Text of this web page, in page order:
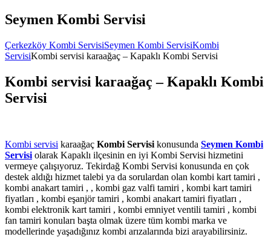
Seymen Kombi Servisi
Çerkezköy Kombi ServisiSeymen Kombi ServisiKombi
ServisiKombi servisi karaağaç – Kapaklı Kombi Servisi
Kombi servisi karaağaç – Kapaklı Kombi
Servisi
Kombi servisi karaağaç Kombi Servisi konusunda Seymen Kombi
Servisi olarak Kapaklı ilçesinin en iyi Kombi Servisi hizmetini
vermeye çalışıyoruz. Tekirdağ Kombi Servisi konusunda en çok
destek aldığı hizmet talebi ya da sorulardan olan kombi kart tamiri ,
kombi anakart tamiri , , kombi gaz valfi tamiri , kombi kart tamiri
fiyatları , kombi eşanjör tamiri , kombi anakart tamiri fiyatları ,
kombi elektronik kart tamiri , kombi emniyet ventili tamiri , kombi
fan tamiri konuları başta olmak üzere tüm kombi marka ve
modellerinde yaşadığınız kombi arızalarında bizi arayabilirsiniz.